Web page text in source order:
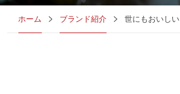
ホーム ブランド紹介 世にもおいしい